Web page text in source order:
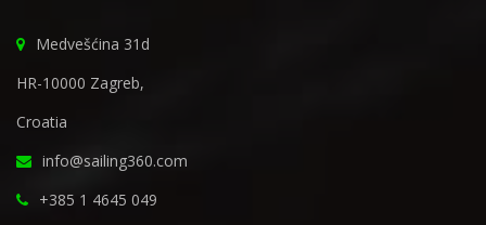
Medvešćina 31d
HR-10000 Zagreb,
Croatia
info@sailing360.com
+385 1 4645 049